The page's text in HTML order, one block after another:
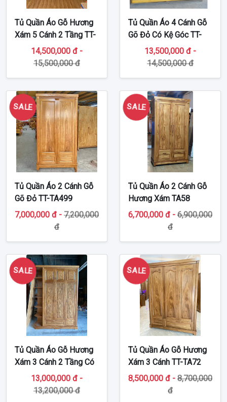
Tủ Quần Áo Gỗ Hương
Xám 5 Cánh 2 Tầng TT-
TA7114,500,000 đ -
15,500,000 đ
Tủ Quần Áo 4 Cánh Gỗ
Gõ Đỏ Có Kệ Góc TT-
TA31713,500,000 đ -
14,500,000 đ
SALE
Tủ Quần Áo 2 Cánh Gỗ
Gõ Đỏ TT-TA499
7,000,000 đ - 7,200,000
đ
SALE
Tủ Quần Áo 2 Cánh Gỗ
Hương Xám TA58
6,700,000 đ - 6,900,000
đ
SALE
Tủ Quần Áo Gỗ Hương
Xám 3 Cánh 2 Tầng Có
Kệ Góc TA59
13,000,000 đ -
13,200,000 đ
SALE
Tủ Quần Áo Gỗ Hương
Xám 3 Cánh TT-TA72
8,500,000 đ - 8,700,000
đ